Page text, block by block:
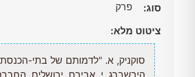
סוג: פרק
ציטוט מלא:
סוקניק, א. "לדמותם של בתי-הכנסת העתיקים בגליל" בתוך
הירשברג, י. אבירם, ירושלים, החברה